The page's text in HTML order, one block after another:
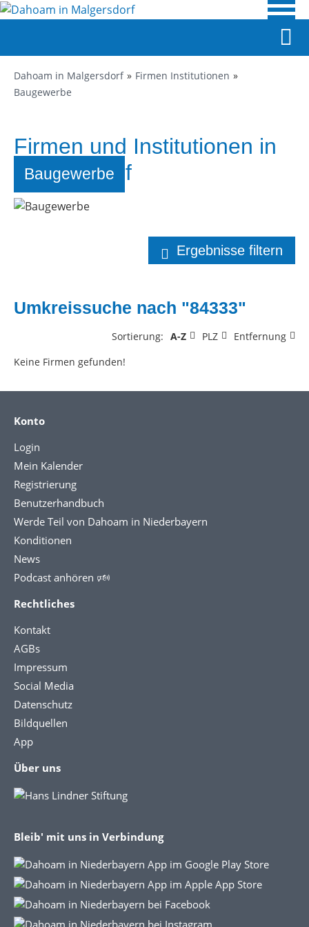
Dahoam in Malgersdorf
Firmen Institutionen
Baugewerbe
Firmen und Institutionen in
Malgersdorf
Baugewerbe
Ergebnisse filtern
Umkreissuche nach "84333"
Sortierung: A-Z PLZ
Entfernung
Keine Firmen gefunden!
Konto
Login
Mein Kalender
Registrierung
Benutzerhandbuch
Werde Teil von Dahoam in Niederbayern
Konditionen
News
Podcast anhören 🕬
Rechtliches
Kontakt
AGBs
Impressum
Social Media
Datenschutz
Bildquellen
App
Über uns
Bleib' mit uns in Verbindung